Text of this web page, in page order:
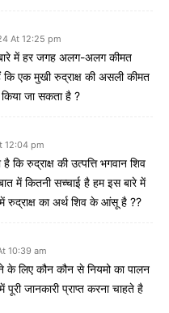
At 12:25 pm
में हर जगह अलग-अलग कीमत
एक मुखी रुद्राक्ष की असली कीमत
जा सकता है ?
12:04 pm
कि रुद्राक्ष की उत्पत्ति भगवान शिव
कितनी सच्चाई है हम इस बारे में
रुद्राक्ष का अर्थ शिव के आंसू है ??
10:39 am
के लिए कौन कौन से नियमो का पालन
पूरी जानकारी प्राप्त करना चाहते है